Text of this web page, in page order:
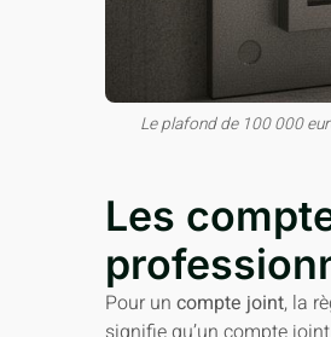
Le plafond de 100 000
Les
Pour un compte joint, la